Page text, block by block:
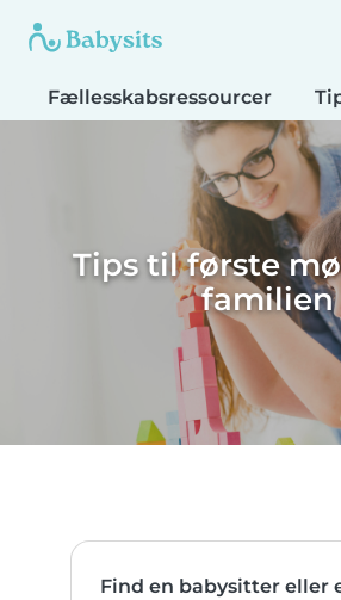
Fællesskabsressourcer
Tips til første
familien
Find en babysitter eller